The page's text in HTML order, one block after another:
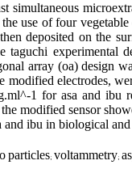
simultaneous
use of four
deposited on the
taguchi experimental
array (oa) design
modified electrodes,
1 for asa and ibu
modified sensor
and ibu in biological
voltammetry;